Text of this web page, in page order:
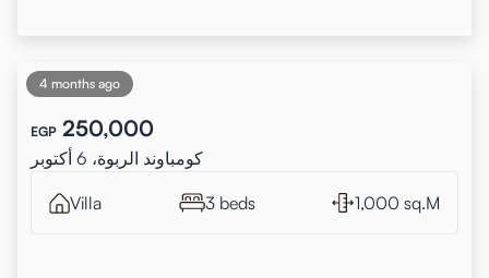
4 months ago
EGP 250,000
كومباوند الربوة، 6 أكتوبر
Villa 3 beds 1,000 sq.M